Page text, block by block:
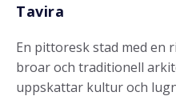
Tavira
En pittoresk stad med en
broar och traditionell
uppskattar kultur och